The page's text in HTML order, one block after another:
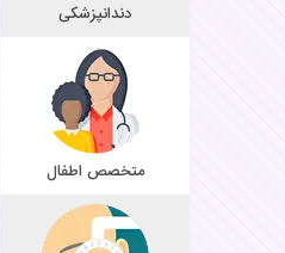
دندانپزشکی
متخصص اطفال